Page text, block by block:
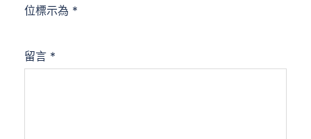
位標示為 *
留言 *